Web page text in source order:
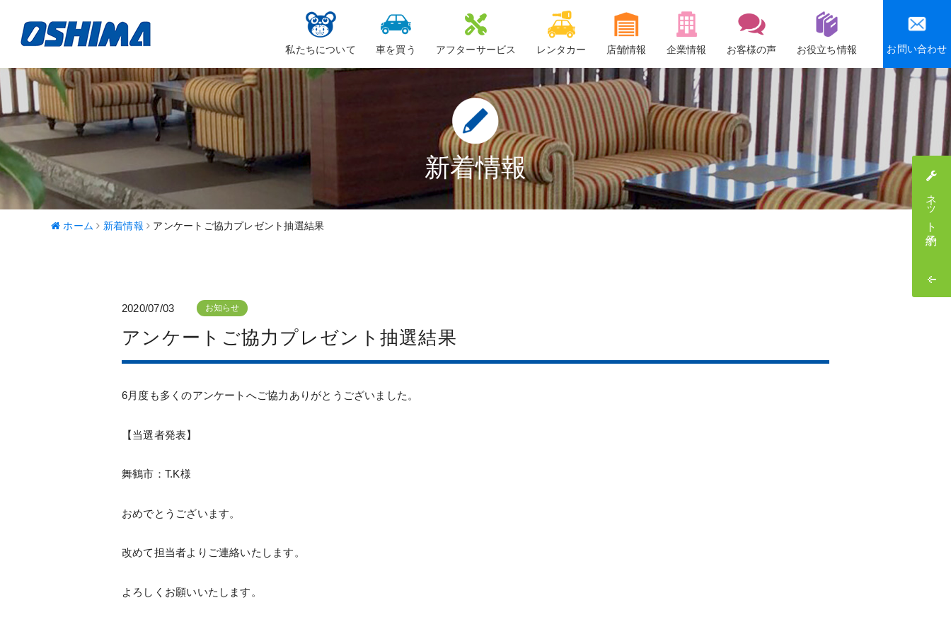
私たちについて 車を買う アフターサービス
整備・修理
鈑金
ロードサービス
レンタカー 店舗情報 企業情報
会社概要
沿革
社会貢献活動
感謝祭・社員旅行
お客様の声 お役立ち情報 お問い合わせ
新着情報
ホーム 新着情報 アンケートご協力プレゼント抽選結果
2020/07/03 お知らせ
アンケートご協力プレゼント抽選結果
6月度も多くのアンケートへご協力ありがとうございました。
【当選者発表】
舞鶴市：T.K様
おめでとうございます。
改めて担当者よりご連絡いたします。
よろしくお願いいたします。
ネット予約